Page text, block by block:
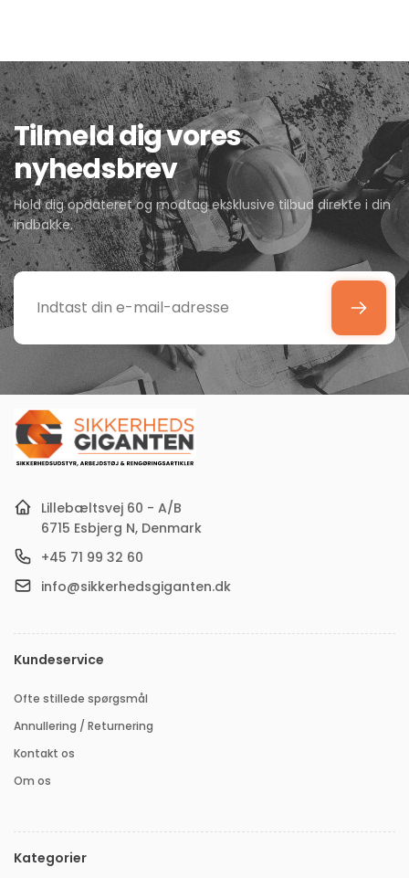
Tilmeld dig vores
nyhedsbrev
Hold dig opdateret og modtag eksklusive tilbud direkte i din
indbakke.
Indtast
e-
mail-
adresse
Lillebæltsvej 60 - A/B
6715 Esbjerg N, Denmark
+45 71 99 32 60
info@sikkerhedsgiganten.dk
Kundeservice
Ofte stillede spørgsmål
Annullering / Returnering
Kontakt os
Om os
Kategorier